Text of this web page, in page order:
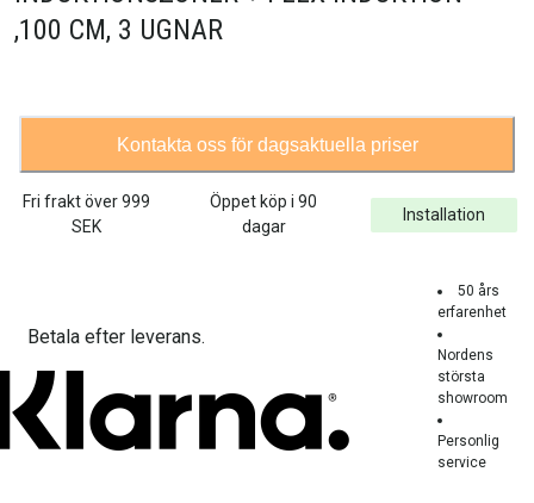
,100 CM, 3 UGNAR
Kontakta oss för dagsaktuella priser
Fri frakt över999
SEK
Öppet köp i 90
dagar
Installation
Betala efter leverans.
50 års
erfarenhet
Nordens
största
showroom
Personlig
service